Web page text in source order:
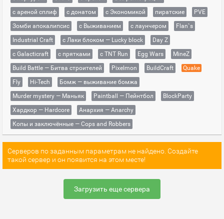
с ареной сплиф
с донатом с Экономикой пиратские
PVE
Зомби апокалипсис
с Выживанием с лаунчером
Flan`s
Industrial Craft
с Лаки блоком — Lucky block
Day Z
с Galacticraft
с прятками с TNT Run Egg Wars
MineZ
Build Battle — Битва строителей
Pixelmon BuildCraft
Quake
Fly
Hi-Tech
Бомж — выживание бомжа
Murder mystery — Маньяк
Paintball — Пейнтбол
BlockParty
Хардкор — Hardcore
Анархия — Anarchy
Копы и заключённые — Cops and Robbers
Серверов по заданным параметрам не найдено. Создайте
такой сервер и он появится на этом месте!
Загрузить еще сервера